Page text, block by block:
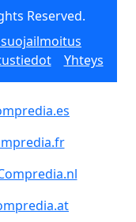
Reserved.
Yhteys